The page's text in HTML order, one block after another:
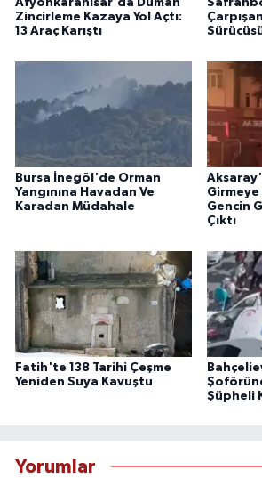
Afyonkarahisar'da Duman
Zincirleme Kazaya Yol Açtı:
13 Araç Karıştı
Bursa İnegöl'de Orman
Yangınına Havadan Ve
Karadan Müdahale
Girmeye
Gencin
Çıktı
Fatih'te 138 Tarihi Çeşme
Yeniden Suya Kavuştu
Şüpheli
Yorumlar